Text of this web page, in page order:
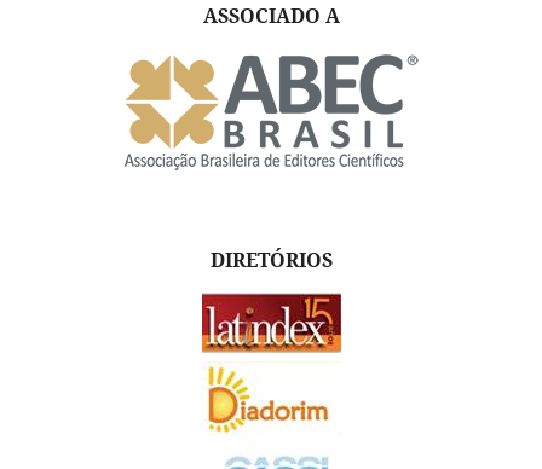
ASSOCIADO A
DIRETÓRIOS